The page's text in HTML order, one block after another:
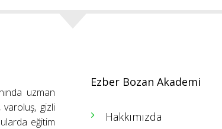
uzman
gizli
eğitim
Ezber Bozan Akademi
Hakkımızda